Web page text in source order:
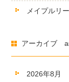
メイプルリ
アーカイブ
2026年8月